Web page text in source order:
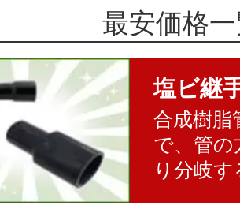
最安価格
塩ビ継
合成樹脂
で、管の
り分岐